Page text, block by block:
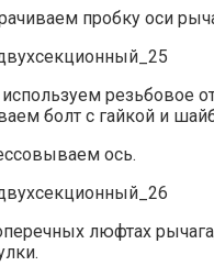
пробку оси
резьбовое
болт с гайкой и
ось.
люфтах